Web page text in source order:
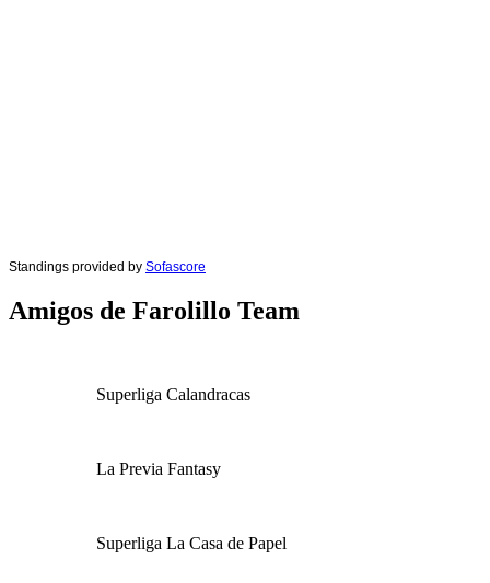
Standings provided by Sofascore
Amigos de Farolillo Team
Superliga Calandracas
La Previa Fantasy
Superliga La Casa de Papel